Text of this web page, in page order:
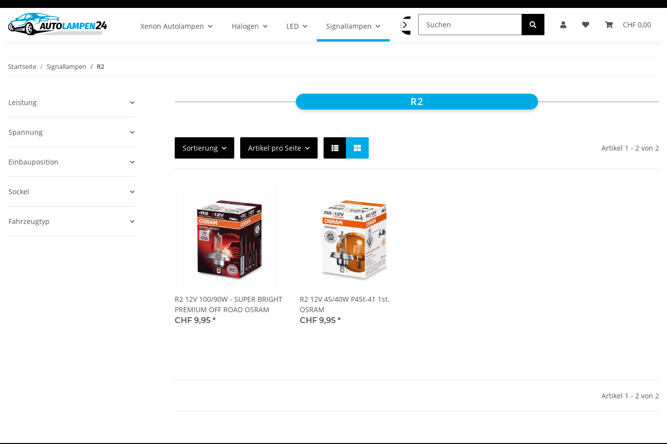
CHF 0,00
Xenon Autolampen Halogen LED Signallampen LAMPENFINDER
Startseite Signallampen R2
R2
Sortierung Artikel pro Seite Artikel 1 - 2 von 2
R2 12V 100/90W - SUPER BRIGHT
PREMIUM OFF ROAD OSRAM
CHF 9,95 *
R2 12V 45/40W P45t-41 1st.
OSRAM
CHF 9,95 *
Artikel 1 - 2 von 2
Leistung
Spannung
Einbauposition
Sockel
Fahrzeugtyp